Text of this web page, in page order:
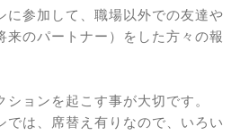
に参加して、職場以外での友達や
来のパートナー）をした方々の報
ョンを起こす事が大切です。
では、席替え有りなので、いろい